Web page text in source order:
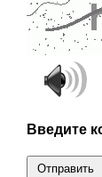
Введите
Отправить